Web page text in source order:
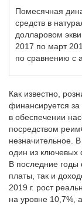
Помесячная
средств в
долларовом
2017 по март
по сравнению с
Как известно,
финансируется за
в обеспечении
посредством
незначительное.
один из ключевых
В последние годы
платы, так и
2019 г. рост
на уровне 10,7%,